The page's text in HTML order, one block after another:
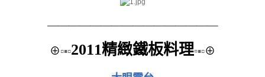
⊕▫▪▫2011精緻鐵板料理▫▪▫⊕